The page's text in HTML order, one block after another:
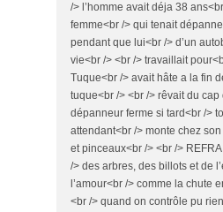
/> l’homme avait déja 38
femme<br /> qui tenait
pendant que lui<br /> d’un
vie<br /> <br /> travaillait
Tuque<br /> avait hâte a la fin
tuque<br /> <br /> rêvait du
dépanneur ferme si tard<br />
attendant<br /> monte chez
et pinceaux<br /> <br />
/> des arbres, des billots et de
l’amour<br /> comme la chute
<br /> quand on contrôle pu